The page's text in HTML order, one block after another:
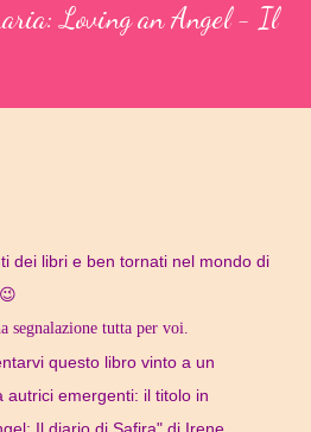
Loving an Angel - Il
dei libri e ben tornati nel mondo di
segnalazione tutta per voi.
questo libro vinto a un
autrici emergenti: il titolo in